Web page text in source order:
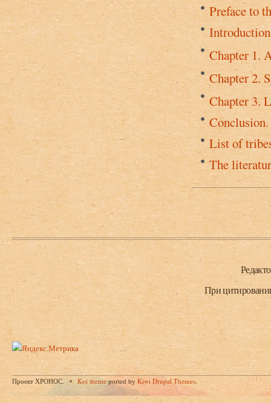
Preface to
Chapter 1.
Chapter 2.
Chapter 3.
Conclusion.
List of
The
Нижний колонтитул
При
Проект ХРОНОС. Koi themeported byKiwi Drupal Themes.